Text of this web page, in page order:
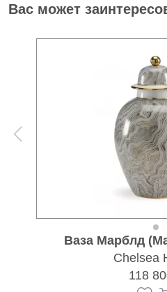
Вас может
Ваза Марблд
Chelsea
118